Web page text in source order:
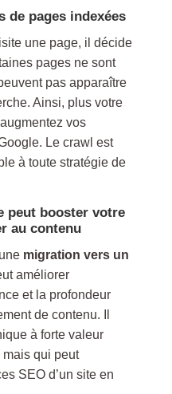
de pages indexées
une page, il décide
pages ne sont
pas apparaître
Ainsi, plus votre
vos
Le crawl est
à toute stratégie de
peut booster votre
au contenu
migration vers un
améliorer
et la profondeur
de contenu. Il
à forte valeur
qui peut
SEO d’un site en